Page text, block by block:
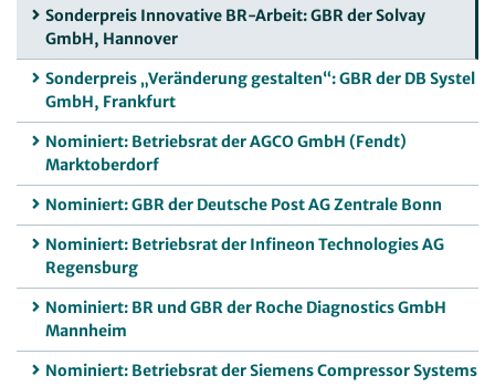
Sonderpreis Innovative BR-Arbeit: GBR der Solvay
GmbH, Hannover
Sonderpreis „Veränderung gestalten“: GBR der DB Systel
GmbH, Frankfurt
Nominiert: Betriebsrat der AGCO GmbH (Fendt)
Marktoberdorf
Nominiert: GBR der Deutsche Post AG Zentrale Bonn
Nominiert: Betriebsrat der Infineon Technologies AG
Regensburg
Nominiert: BR und GBR der Roche Diagnostics GmbH
Mannheim
Nominiert: Betriebsrat der Siemens Compressor Systems